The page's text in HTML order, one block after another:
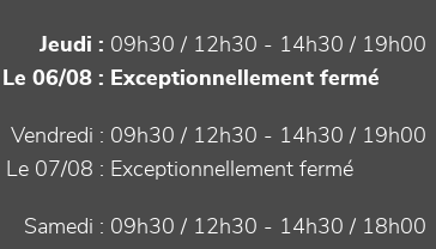
Jeudi : 09h30 / 12h30 - 14h30 / 19h00
Le 06/08 : Exceptionnellement fermé
Vendredi : 09h30 / 12h30 - 14h30 / 19h00
Le 07/08 : Exceptionnellement fermé
Samedi : 09h30 / 12h30 - 14h30 / 18h00